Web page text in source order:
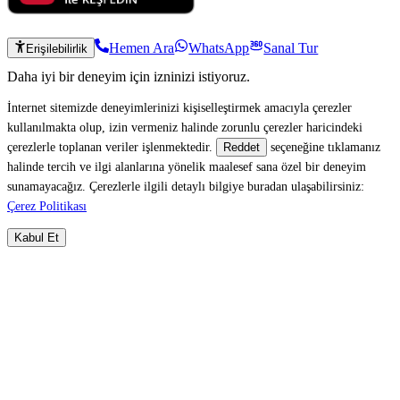
Erişilebilirlik Hemen Ara WhatsApp
Sanal Tur
Daha iyi bir deneyim için izninizi istiyoruz.
İnternet sitemizde deneyimlerinizi kişiselleştirmek amacıyla çerezler
kullanılmakta olup, izin vermeniz halinde zorunlu çerezler haricindeki
çerezlerle toplanan veriler işlenmektedir.
Reddet
seçeneğine tıklamanız
halinde tercih ve ilgi alanlarına yönelik maalesef sana özel bir deneyim
sunamayacağız. Çerezlerle ilgili detaylı bilgiye buradan ulaşabilirsiniz:
Çerez Politikası
Kabul Et